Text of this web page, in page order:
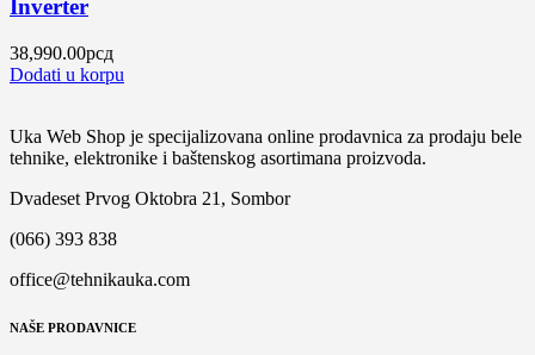
Inverter
38,990.00рсд
Dodati u korpu
Uka Web Shop je specijalizovana online prodavnica za prodaju bele
tehnike, elektronike i baštenskog asortimana proizvoda.
Dvadeset Prvog Oktobra 21, Sombor
(066) 393 838
office@tehnikauka.com
NAŠE PRODAVNICE